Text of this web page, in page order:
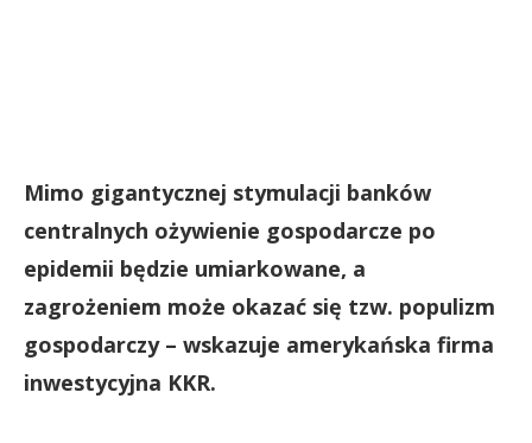
Mimo gigantycznej stymulacji banków
centralnych ożywienie gospodarcze po
epidemii będzie umiarkowane, a
zagrożeniem może okazać się tzw. populizm
gospodarczy – wskazuje amerykańska firma
inwestycyjna KKR.